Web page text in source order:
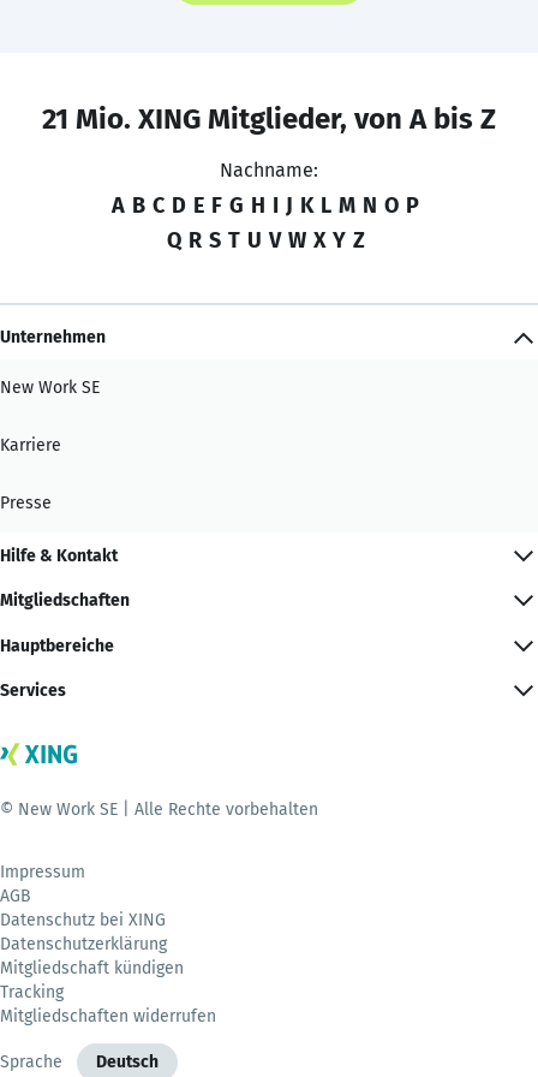
21 Mio. XING Mitglieder, von A bis Z
Nachname:
A B C D E F G H I J K L M N O P
Q R S T U V W X Y Z
Unternehmen
New Work SE
Karriere
Presse
Hilfe & Kontakt
Mitgliedschaften
Hauptbereiche
Services
© New Work SE | Alle Rechte vorbehalten
Impressum
AGB
Datenschutz bei XING
Datenschutzerklärung
Mitgliedschaft kündigen
Tracking
Mitgliedschaften widerrufen
Sprache Deutsch